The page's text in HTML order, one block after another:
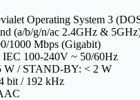
Operating System 3
(a/b/g/n/ac 2.4GHz &
1000 Mbps (Gigabit)
IEC 100-240V ~ 50/60Hz
W / STAND-BY: < 2 W
bit / 192 kHz